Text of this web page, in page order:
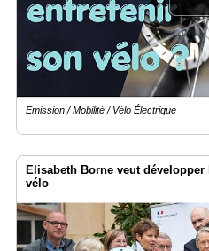
Emission / Mobilité / Vélo Électrique
Elisabeth Borne veut
vélo